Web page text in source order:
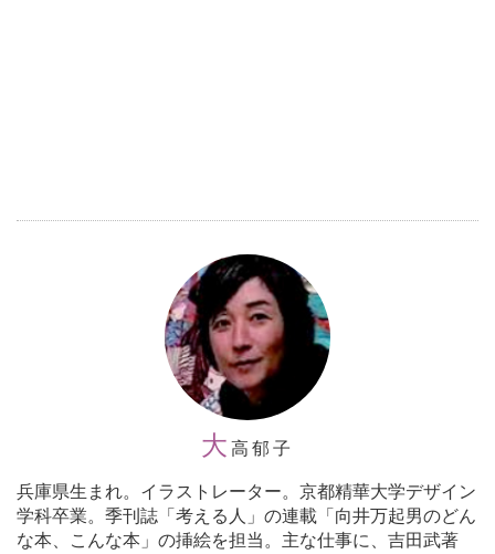
大 高郁子
兵庫県生まれ。イラストレーター。京都精華大学デザイン
学科卒業。季刊誌「考える人」の連載「向井万起男のどん
な本、こんな本」の挿絵を担当。主な仕事に、吉田武著